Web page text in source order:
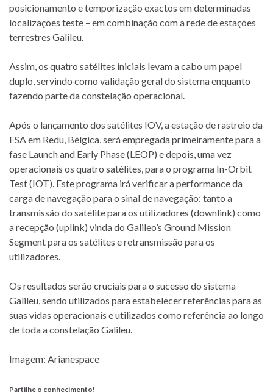
posicionamento e temporização exactos em determinadas
localizações teste – em combinação com a rede de estações
terrestres Galileu.
Assim, os quatro satélites iniciais levam a cabo um papel
duplo, servindo como validação geral do sistema enquanto
fazendo parte da constelação operacional.
Após o lançamento dos satélites IOV, a estação de rastreio da
ESA em Redu, Bélgica, será empregada primeiramente para a
fase Launch and Early Phase (LEOP) e depois, uma vez
operacionais os quatro satélites, para o programa In-Orbit
Test (IOT). Este programa irá verificar a performance da
carga de navegação para o sinal de navegação: tanto a
transmissão do satélite para os utilizadores (downlink) como
a recepção (uplink) vinda do Galileo’s Ground Mission
Segment para os satélites e retransmissão para os
utilizadores.
Os resultados serão cruciais para o sucesso do sistema
Galileu, sendo utilizados para estabelecer referências para as
suas vidas operacionais e utilizados como referência ao longo
de toda a constelação Galileu.
Imagem: Arianespace
Partilhe o conhecimento!